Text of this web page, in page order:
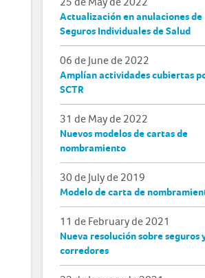
Actualización en anulaciones de
Seguros Individuales de Salud
06 de June de 2022
Amplían actividades cubiertas
SCTR
31 de May de 2022
Nuevos modelos de cartas de
nombramiento
30 de July de 2019
Modelo de carta de
11 de February de 2021
Nueva resolución sobre seguros
corredores